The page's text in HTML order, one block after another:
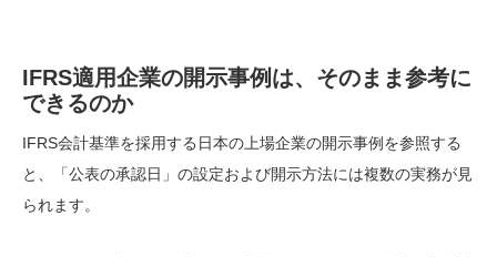
IFRS適用企業の開示事例は、そのまま参考に
できるのか
IFRS会計基準を採用する日本の上場企業の開示事例を参照する
と、「公表の承認日」の設定および開示方法には複数の実務が見
られます。